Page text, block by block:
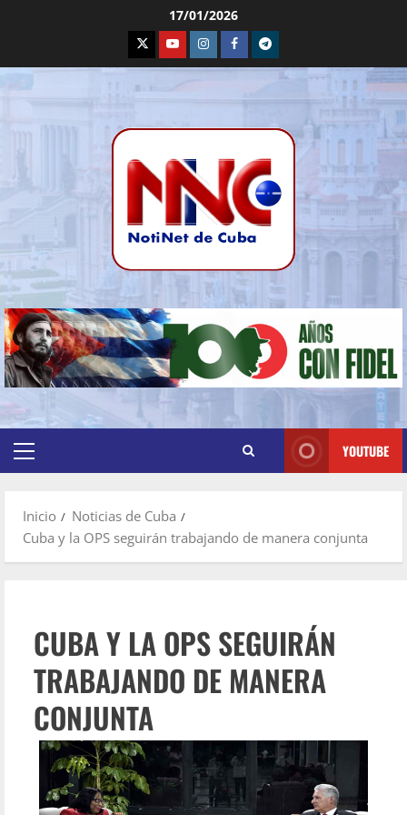
17/01/2026
YOUTUBE
Inicio
Noticias de Cuba
Cuba y la OPS seguirán trabajando de manera conjunta
CUBA Y LA OPS SEGUIRÁN
TRABAJANDO DE MANERA
CONJUNTA